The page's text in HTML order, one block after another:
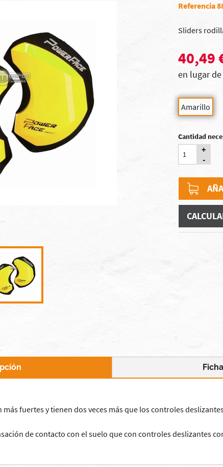
Referencia
Sliders
40,49
en lugar de
Amarillo
Cantidad
+
-
más fuertes ytienen dos veces más que los controles
decontacto con el suelo que con controles deslizantes